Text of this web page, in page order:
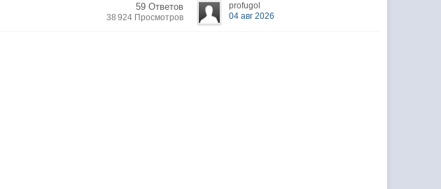
59 Ответов
38 924 Просмотров
profugol
04 авг 2026